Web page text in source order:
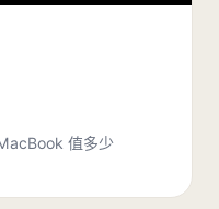
值多少